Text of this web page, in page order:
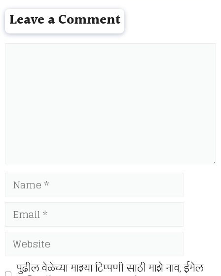
Leave a Comment
Name
Email
Website
पुढील वेळेच्या माझ्या टिप्पणी साठी माझे नाव, ईमेल